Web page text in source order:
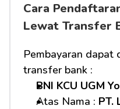
Cara
Lewat Transfer
Pembayaran dapat
transfer bank :
BNI KCU UGM
Atas Nama : PT.